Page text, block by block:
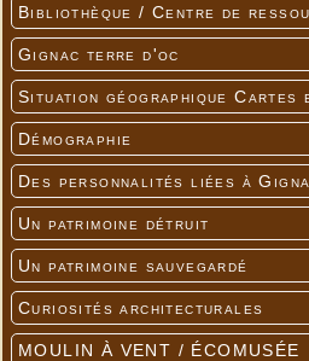
Bibliothèque / Centre de
Gignac terre d'oc
Situation géographique Cartes
Démographie
Des personnalités liées à
Un patrimoine détruit
Un patrimoine sauvegardé
Curiosités architecturales
MOULIN À VENT / ÉCOMUSÉE